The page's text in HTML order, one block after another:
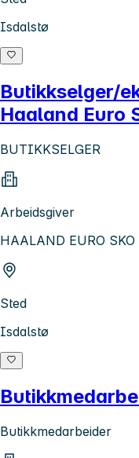
Isdalstø
Butikkselger/
Haaland Euro
BUTIKKSELGER
Arbeidsgiver
HAALAND EURO
Sted
Isdalstø
Butikkmedarbeider